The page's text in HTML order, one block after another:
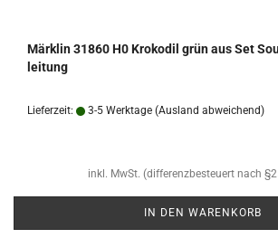
Märk­lin 31860 H0 Kro­ko­dil grün aus Set
lei­tung
Lieferzeit: 3-5 Werktage (Ausland abweichend)
inkl. MwSt. (differenzbesteuert nach
IN DEN WARENKORB